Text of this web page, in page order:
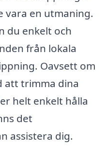
vara en utmaning.
du enkelt och
från lokala
Oavsett om
att trimma dina
helt enkelt hålla
det
assistera dig.